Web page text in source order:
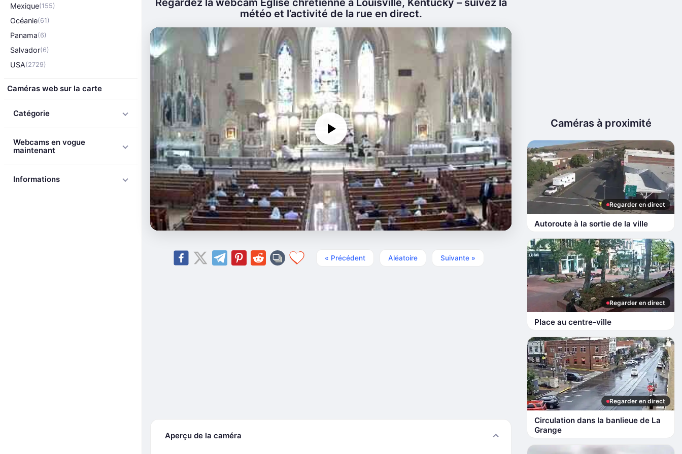
Mexique(155)
Océanie(61)
Panama(6)
Salvador(6)
USA(2729)
Caméras web sur la carte
Catégorie
Webcams en vogue
maintenant
Informations
Regardez la webcam Église chrétienne à Louisville, Kentucky – suivez la
météo et l’activité de la rue en direct.
« Précédent Aléatoire Suivante »
Aperçu de la caméra
Caméras à proximité
Regarder en direct
Autoroute à la sortie de la ville
Regarder en direct
Place au centre-ville
Regarder en direct
Circulation dans la banlieue de La
Grange